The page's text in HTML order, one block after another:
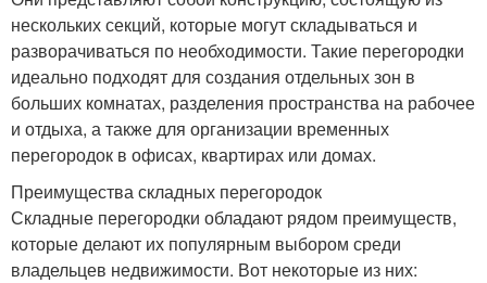
нескольких секций, которые могут складываться и
разворачиваться по необходимости. Такие перегородки
идеально подходят для создания отдельных зон в
больших комнатах, разделения пространства на рабочее
и отдыха, а также для организации временных
перегородок в офисах, квартирах или домах.
Преимущества складных перегородок
Складные перегородки обладают рядом преимуществ,
которые делают их популярным выбором среди
владельцев недвижимости. Вот некоторые из них: